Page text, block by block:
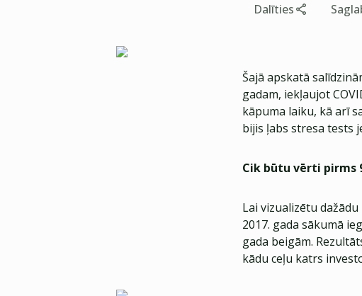
Dalīties
Šajā apskatā
gadam, iekļaujot
kāpuma laiku, kā arī
bijis ļabs stresa tests
Cik būtu vērti pirms
Lai vizualizētu
2017. gada sākumā
gada beigām.
kādu ceļu katrs